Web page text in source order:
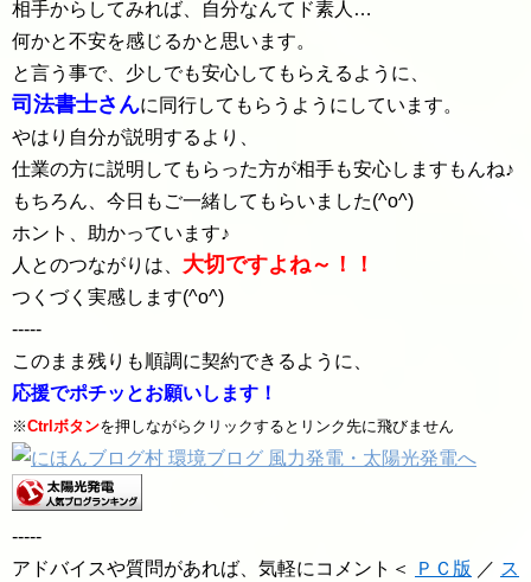
相手からしてみれば、自分なんてド素人…
何かと不安を感じるかと思います。
と言う事で、少しでも安心してもらえるように、
司法書士さんに同行してもらうようにしています。
やはり自分が説明するより、
仕業の方に説明してもらった方が相手も安心しますもんね♪
もちろん、今日もご一緒してもらいました(^o^)
ホント、助かっています♪
人とのつながりは、 大切ですよね～！！
つくづく実感します(^o^)
-----
このまま残りも順調に契約できるように、
応援でポチッとお願いします！
※Ctrlボタンを押しながらクリックするとリンク先に飛びません
-----
アドバイスや質問があれば、気軽にコメント＜
ＰＣ版 ／ ス